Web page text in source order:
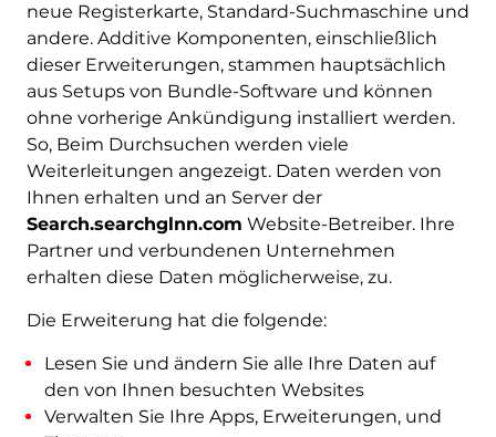
neue Registerkarte, Standard-Suchmaschine und
andere. Additive Komponenten, einschließlich
dieser Erweiterungen, stammen hauptsächlich
aus Setups von Bundle-Software und können
ohne vorherige Ankündigung installiert werden.
So, Beim Durchsuchen werden viele
Weiterleitungen angezeigt. Daten werden von
Ihnen erhalten und an Server der
Search.searchglnn.com Website-Betreiber. Ihre
Partner und verbundenen Unternehmen
erhalten diese Daten möglicherweise, zu.
Die Erweiterung hat die folgende:
Lesen Sie und ändern Sie alle Ihre Daten auf
den von Ihnen besuchten Websites
Verwalten Sie Ihre Apps, Erweiterungen, und